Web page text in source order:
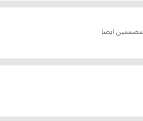
ايضا